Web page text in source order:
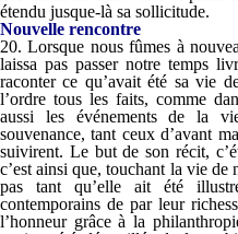
étendu jusque-là sa sollicitude.
Nouvelle rencontre
20. Lorsque nous fûmes à
laissa pas passer notre temps
raconter ce qu’avait été sa vie
l’ordre tous les faits, comme
aussi les événements de la
souvenance, tant ceux d’avant
suivirent. Le but de son récit,
c’est ainsi que, touchant la vie
pas tant qu’elle ait été
contemporains de par leur
l’honneur grâce à la